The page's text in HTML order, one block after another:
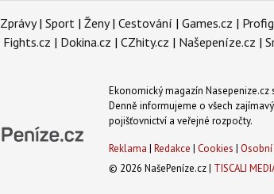
Zprávy| Sport | Ženy| Cestování | Games.cz |
Fights.cz | Dokina.cz | CZhity.cz | Našepeníze.cz |
Ekonomický magazín
Denně informujeme o všech
pojišťovnictví a veřejné rozpočty.
Reklama | Redakce | Cookies |
© 2026 NašePeníze.cz | TISCALI